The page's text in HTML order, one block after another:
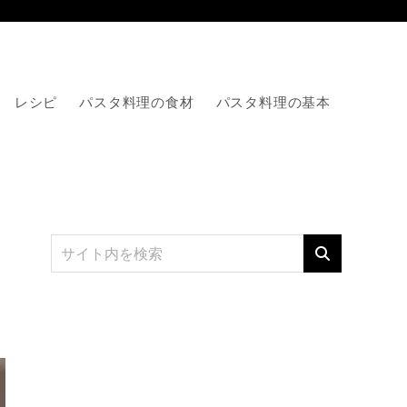
レシピ パスタ料理の食材 パスタ料理の基本